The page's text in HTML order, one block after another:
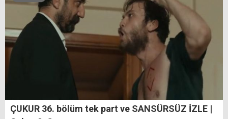
ÇUKUR 36. bölüm tek part ve SANSÜRSÜZ İZLE |